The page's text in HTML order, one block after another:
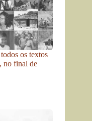
os textos
no final de